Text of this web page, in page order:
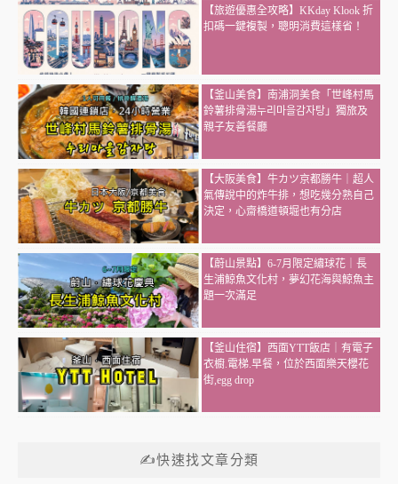
【旅遊優惠全攻略】KKday Klook 折
扣碼一鍵複製，聰明消費這樣省！
【釜山美食】南浦洞美食「世峰村馬
鈴薯排骨湯누리마을감자탕」獨旅及
親子友善餐廳
【大阪美食】牛カツ京都勝牛｜超人
氣傳說中的炸牛排，想吃幾分熟自己
決定，心齋橋道頓堀也有分店
【蔚山景點】6-7月限定繡球花｜長
生浦鯨魚文化村，夢幻花海與鯨魚主
題一次滿足
【釜山住宿】西面YTT飯店｜有電子
衣櫥.電梯.早餐，位於西面樂天櫻花
街,egg drop
✍快速找文章分類